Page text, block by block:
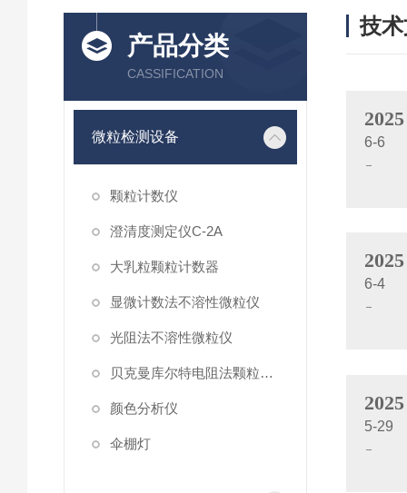
产品分类
CASSIFICATION
微粒检测设备
颗粒计数仪
澄清度测定仪C-2A
大乳粒颗粒计数器
显微计数法不溶性微粒仪
光阻法不溶性微粒仪
贝克曼库尔特电阻法颗粒计数器
颜色分析仪
伞棚灯
技
2025
6-6
2025
6-4
2025
5-29